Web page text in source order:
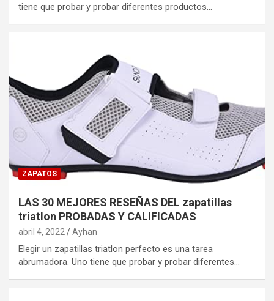
tiene que probar y probar diferentes productos…
ZAPATOS
LAS 30 MEJORES RESEÑAS DEL zapatillas
triatlon PROBADAS Y CALIFICADAS
abril 4, 2022 Ayhan
Elegir un zapatillas triatlon perfecto es una tarea
abrumadora. Uno tiene que probar y probar diferentes…